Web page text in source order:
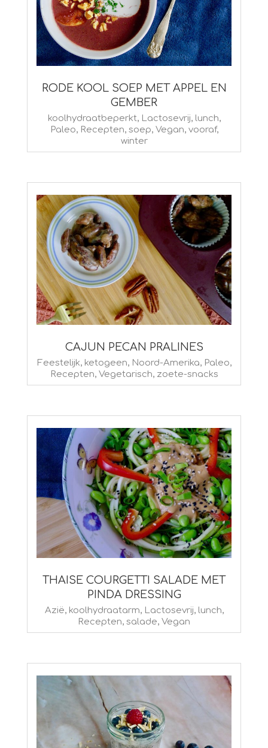
RODE KOOL SOEP MET APPEL EN
GEMBER
2023-
koolhydraatbeperkt, Lactosevrij, lunch,
Paleo, Recepten, soep, Vegan, vooraf,
winter
CAJUN PECAN PRALINES
2022-
Feestelijk, ketogeen, Noord-Amerika, Paleo,
Recepten, Vegetarisch, zoete-snacks
THAISE COURGETTI SALADE MET
PINDA DRESSING
2022-
Azië, koolhydraatarm, Lactosevrij, lunch,
Recepten, salade, Vegan